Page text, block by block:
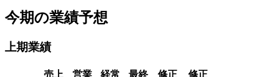
今期の業績予想
上期業績
売上
営業
経常
最終
修正
修正